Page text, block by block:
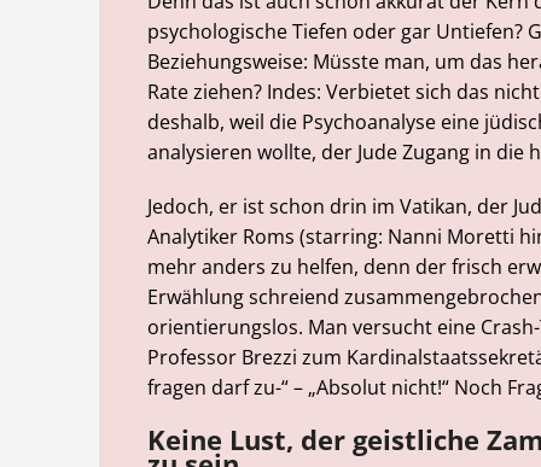
psychologische Tiefen oder gar Untiefen?
Beziehungsweise: Müsste man, um das
Rate ziehen? Indes: Verbietet sich das
deshalb, weil die Psychoanalyse eine
analysieren wollte, der Jude Zugang in die
Jedoch, er ist schon drin im Vatikan, der
Analytiker Roms (starring: Nanni Moretti
mehr anders zu helfen, denn der frisch
Erwählung schreiend
orientierungslos. Man versucht eine
Professor Brezzi zum
fragen darf zu-“ – „Absolut nicht!“ Noch
Keine Lust, der geistliche